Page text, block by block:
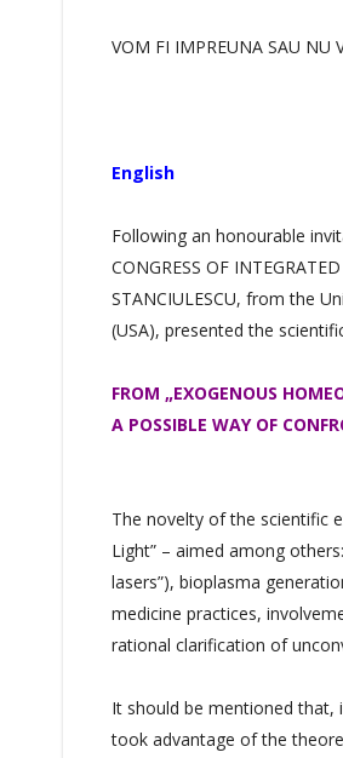
VOM FI IMPREUNA SAU NU
English
Following an honourable
CONGRESS OF
STANCIULESCU, from the
(USA), presented the
FROM „EXOGENOUS
A POSSIBLE WAY OF
The novelty of the scientific
Light” – aimed among
lasers”), bioplasma
medicine practices,
rational clarification of
It should be mentioned that,
took advantage of the